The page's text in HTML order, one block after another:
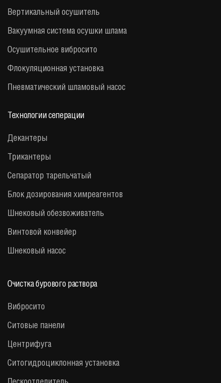
Вертикальный осушитель
Вакуумная система осушки шлама
Осушительное вибросито
Флокуляционная установка
Пневматический шламовый насос
Технологии сеперации
Декантеры
Трикантеры
Сепаратор тарельчатый
Блок дозирования химреагентов
Шнековый обезвоживатель
Винтовой конвейер
Шнековый насос
Очистка бурового раствора
Вибросито
Ситовые панели
Центрифуга
Cитогидроциклонная установка